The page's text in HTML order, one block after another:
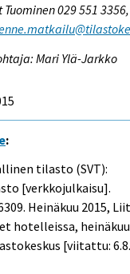
029 551
Mari Ylä-Jarkko
:
tilasto (SVT):
[verkkojulkaisu].
Heinäkuu 2015,
hotelleissa, heinäkuu
[viitattu: